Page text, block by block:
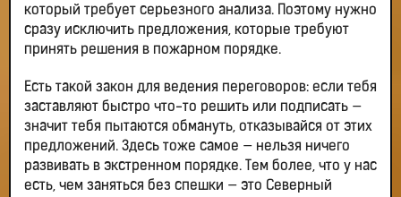
который требует серьезного анализа. Поэтому нужно
сразу исключить предложения, которые требуют
принять решения в пожарном порядке.
Есть такой закон для ведения переговоров: если тебя
заставляют быстро что-то решить или подписать —
значит тебя пытаются обмануть, отказывайся от этих
предложений. Здесь тоже самое — нельзя ничего
развивать в экстренном порядке. Тем более, что у нас
есть, чем заняться без спешки — это Северный